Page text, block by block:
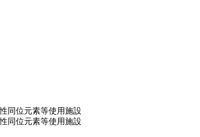
同位元素等使用施設
同位元素等使用施設